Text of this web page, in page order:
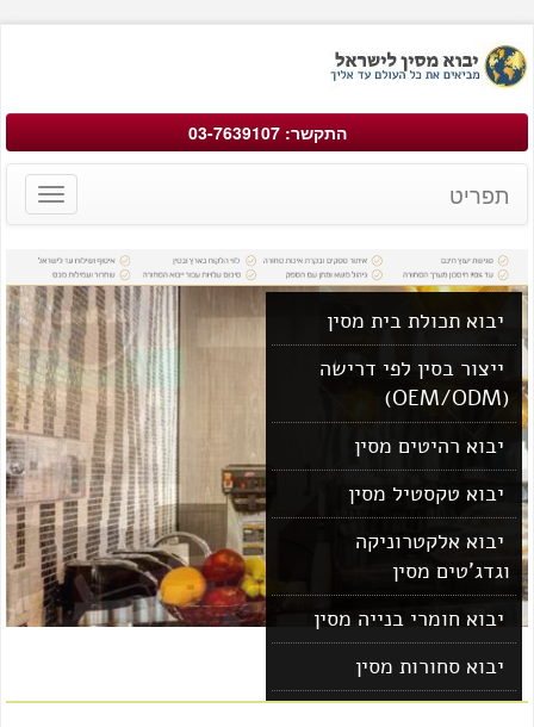
התקשר: 03-7639107
Toggle
תפריט
יבוא תכולת בית מסין
ייצור בסין לפי דרישה
יבוא רהיטים מסין
יבוא טקסטיל מסין
יבוא אלקטרוניקה
וגדג'טים מסין
יבוא חומרי בנייה מסין
יבוא סחורות מסין